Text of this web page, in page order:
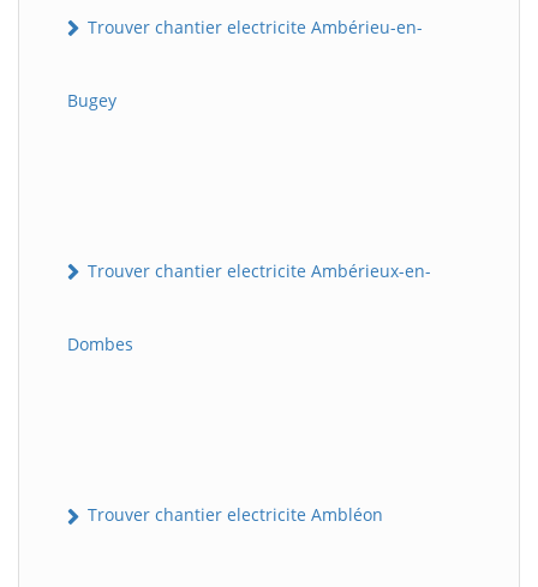
Trouver chantier electricite Ambérieu-en-
Bugey
Trouver chantier electricite Ambérieux-en-
Dombes
Trouver chantier electricite Ambléon